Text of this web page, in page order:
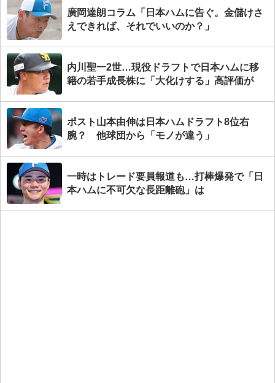
廣岡達朗コラム「日本ハムに告ぐ。金儲けさ
えできれば、それでいいのか？」
内川聖一2世…現役ドラフトで日本ハムに移
籍の若手成長株に「大化けする」高評価が
ポスト山本由伸は日本ハムドラフト8位右
腕？ 他球団から「モノが違う」
一時はトレード要員報道も…打棒爆発で「日
本ハムに不可欠な長距離砲」は